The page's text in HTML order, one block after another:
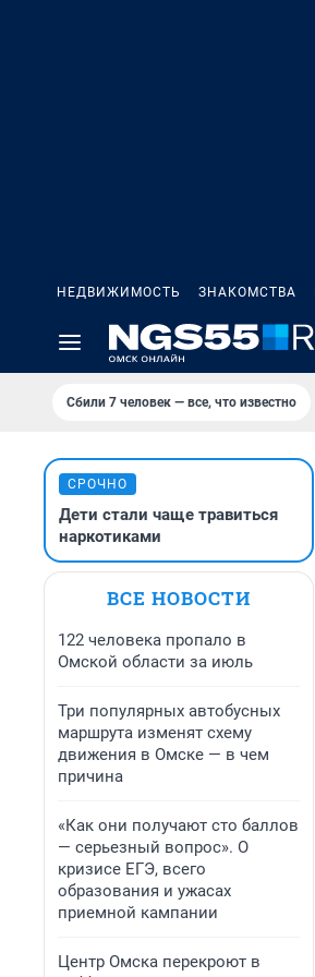
НЕДВИЖИМОСТЬ ЗНАКОМСТВА
Сбили 7 человек — все, что известно
СРОЧНО
Дети стали чаще травиться
наркотиками
ВСЕ НОВОСТИ
122 человека пропало в
Омской области за июль
Три популярных автобусных
маршрута изменят схему
движения в Омске — в чем
причина
«Как они получают сто баллов
— серьезный вопрос». О
кризисе ЕГЭ, всего
образования и ужасах
приемной кампании
Центр Омска перекроют в